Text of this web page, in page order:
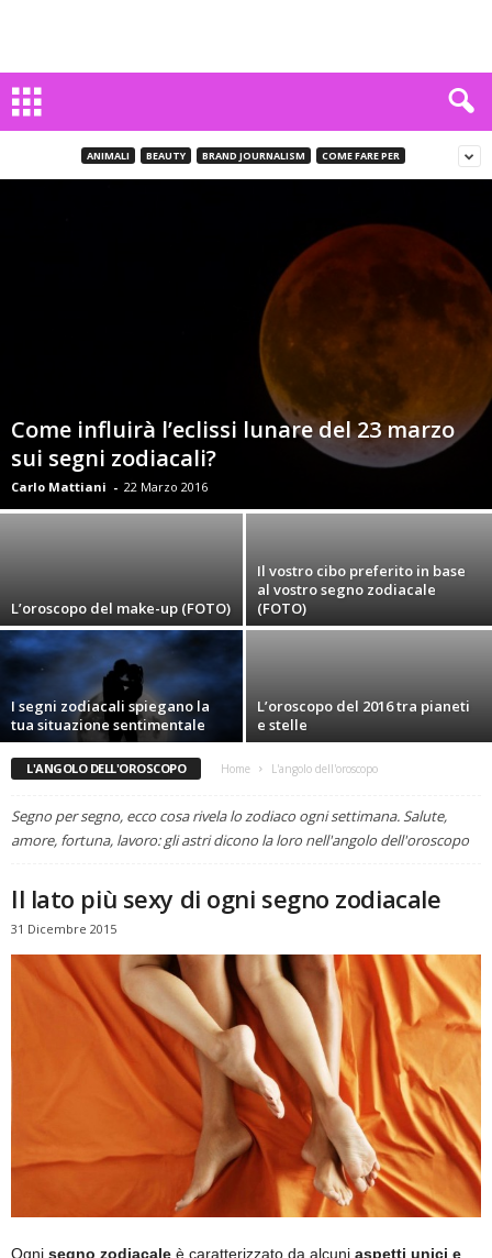
ANIMALI BEAUTY BRAND JOURNALISM COME FARE PER
Come influirà l’eclissi lunare del 23 marzo
sui segni zodiacali?
Carlo Mattiani - 22 Marzo 2016
L’oroscopo del make-up (FOTO)
Il vostro cibo preferito in base
al vostro segno zodiacale
(FOTO)
I segni zodiacali spiegano la
tua situazione sentimentale
L’oroscopo del 2016 tra pianeti
e stelle
L'ANGOLO DELL'OROSCOPO Home L'angolo dell'oroscopo
Segno per segno, ecco cosa rivela lo zodiaco ogni settimana. Salute,
amore, fortuna, lavoro: gli astri dicono la loro nell'angolo dell'oroscopo
Il lato più sexy di ogni segno zodiacale
31 Dicembre 2015
Ogni segno zodiacale è caratterizzato da alcuni aspetti unici e